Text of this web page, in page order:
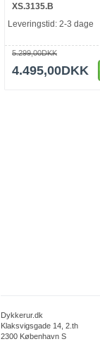
XS.3135.B
Leveringstid: 2-3 dage
5.299,00DKK
4.495,00DKK
Dykkerur.dk
Klaksvigsgade 14, 2.th
2300 København S